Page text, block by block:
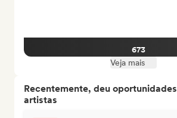
673
Veja mais
Recentemente, deu
artistas